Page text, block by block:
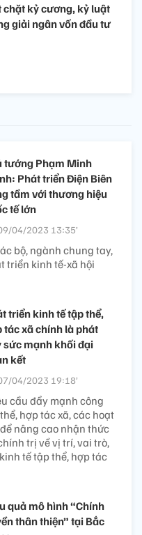
chặt kỷ cương, kỷ luật
giải ngân vốn đầu tư
tướng Phạm Minh
Phát triển Điện Biên
tầm với thương hiệu
tế lớn
04/2023 13:35’
bộ, ngành chung tay,
triển kinh tế-xã hội
triển kinh tế tập thể,
tác xã chính là phát
sức mạnh khối đại
kết
04/2023 19:18’
cầu đẩy mạnh công
hợp tác xã, các hoạt
nâng cao nhận thức
trị về vị trí, vai trò,
tế tập thể, hợp tác
quả mô hình “Chính
thân thiện” tại Bắc